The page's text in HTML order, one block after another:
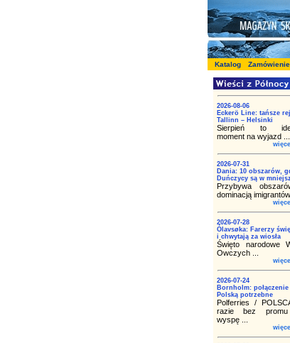
Katalog Zamówienie
2026-08-06
Eckerö Line: tańsze
Tallinn – Helsinki
Sierpień to
moment na wyjazd ...
2026-07-31
Dania: 10 obszarów,
Duńczycy są w
Przybywa
dominacją imigrantów
2026-07-28
Ólavsøka: Farerzy
i chwytają za wiosła
Święto narodowe
Owczych ...
2026-07-24
Bornholm: połączenie
Polską potrzebne
Polferries /
razie bez
wyspę ...